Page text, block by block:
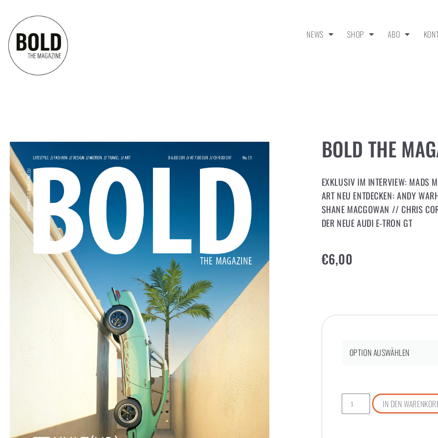
NEWS SHOP ABO
BOLD THE
EXKLUSIV IM INTERVIEW: MADS
ART NEU ENTDECKEN: ANDY
SHANE MACGOWAN // CHRIS
DER NEUE AUDI E-TRON GT
€6,00
IN DEN